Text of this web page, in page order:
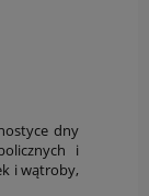
dny
i
i wątroby,